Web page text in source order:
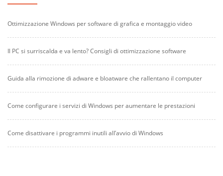
Ottimizzazione Windows per software di grafica e montaggio video
Il PC si surriscalda e va lento? Consigli di ottimizzazione software
Guida alla rimozione di adware e bloatware che rallentano il computer
Come configurare i servizi di Windows per aumentare le prestazioni
Come disattivare i programmi inutili all’avvio di Windows